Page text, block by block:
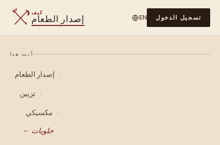
كيف
إصدار الطعام EN تسجيل الدخول
أنت هنا
إصدار الطعام ›
تزيين ›
مكسيكي ›
حلويات